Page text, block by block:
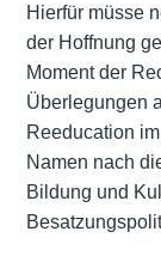
Hierfür müsse
der Hoffnung
Moment der
Überlegungen
Reeducation
Namen nach
Bildung und